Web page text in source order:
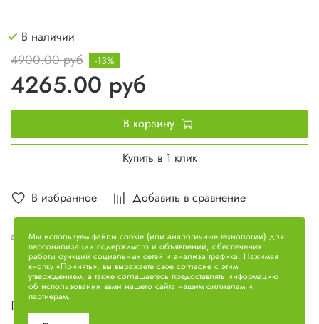
В избранное Добавить в сравнение
арт.184.1601130-10
В наличии
4900.00 руб
4265.00 руб
-13%
В корзину
Купить в 1 клик
Описание
Мы используем файлы cookie (или аналогичные технологии) для
персонализации содержимого и объявлений, обеспечения
работы функций социальных сетей и анализа трафика. Нажимая
кнопку «Принять», вы выражаете свое согласие с этим
утверждением, а также соглашаетесь предоставлять информацию
об использовании вами нашего сайта нашим филиалам и
партнерам.